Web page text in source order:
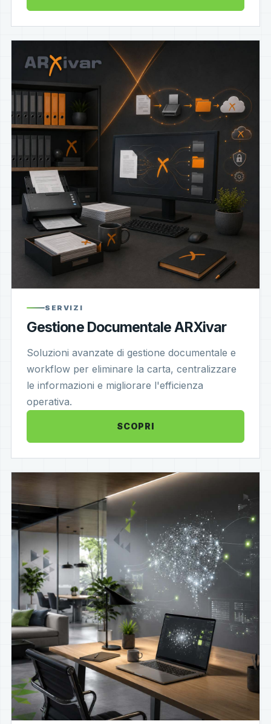
SERVIZI
Gestione Documentale ARXivar
Soluzioni avanzate di gestione documentale e
workflow per eliminare la carta, centralizzare
le informazioni e migliorare l'efficienza
operativa.
SCOPRI